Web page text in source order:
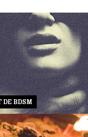
DE BDSM